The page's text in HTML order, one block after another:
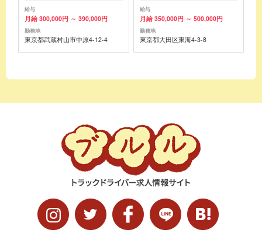
給与
月給 300,000円 ～ 390,000円
勤務地
東京都武蔵村山市中原4-12-4
給与
月給 350,000円 ～ 500,000円
勤務地
東京都大田区東海4-3-8